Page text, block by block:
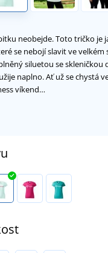
neobejde. Toto tričko je
se nebojí slavit ve velkém
siluetou se skleničkou
naplno. Ať už se chystá
víkend…